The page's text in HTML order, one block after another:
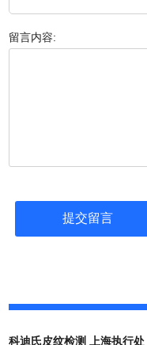
留言内容:
科迪氏皮纹检测 上海执行处